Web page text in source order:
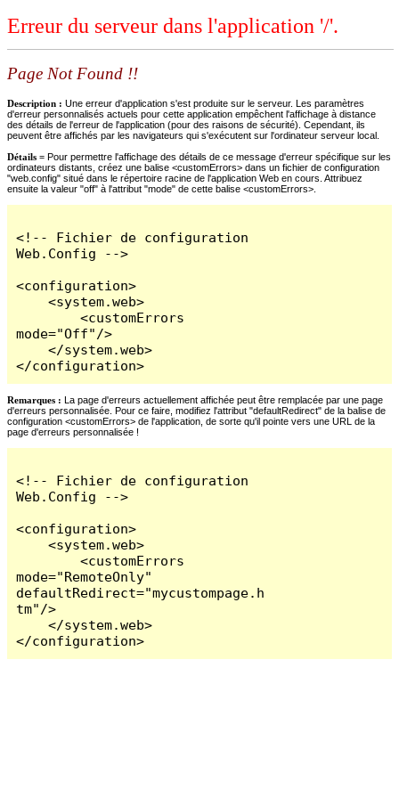
Erreur du serveur dans l'application '/'.
Page Not Found !!
Description : Une erreur d'application s'est produite sur le serveur. Les paramètres
d'erreur personnalisés actuels pour cette application empêchent l'affichage à distance
des détails de l'erreur de l'application (pour des raisons de sécurité). Cependant, ils
peuvent être affichés par les navigateurs qui s'exécutent sur l'ordinateur serveur local.
Détails = Pour permettre l'affichage des détails de ce message d'erreur spécifique sur les
ordinateurs distants, créez une balise <customErrors> dans un fichier de configuration
"web.config" situé dans le répertoire racine de l'application Web en cours. Attribuez
ensuite la valeur "off" à l'attribut "mode" de cette balise <customErrors>.
<!-- Fichier de configuration
Web.Config -->
<configuration>
    <system.web>
        <customErrors
mode="Off"/>
    </system.web>
</configuration>
Remarques : La page d'erreurs actuellement affichée peut être remplacée par une page
d'erreurs personnalisée. Pour ce faire, modifiez l'attribut "defaultRedirect" de la balise de
configuration <customErrors> de l'application, de sorte qu'il pointe vers une URL de la
page d'erreurs personnalisée !
<!-- Fichier de configuration
Web.Config -->
<configuration>
    <system.web>
        <customErrors
mode="RemoteOnly"
defaultRedirect="mycustompage.h
tm"/>
    </system.web>
</configuration>